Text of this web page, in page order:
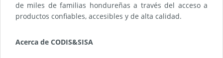
de miles de familias hondureñas a través del acceso a
productos confiables, accesibles y de alta calidad.
Acerca de CODIS&SISA